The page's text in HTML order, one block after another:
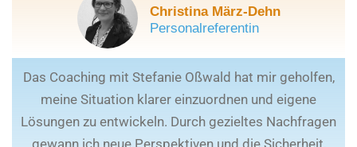
Christina März-Dehn
Personalreferentin
Das Coaching mit Stefanie Oßwald hat mir geholfen,
meine Situation klarer einzuordnen und eigene
Lösungen zu entwickeln. Durch gezieltes Nachfragen
gewann ich neue Perspektiven und die Sicherheit,